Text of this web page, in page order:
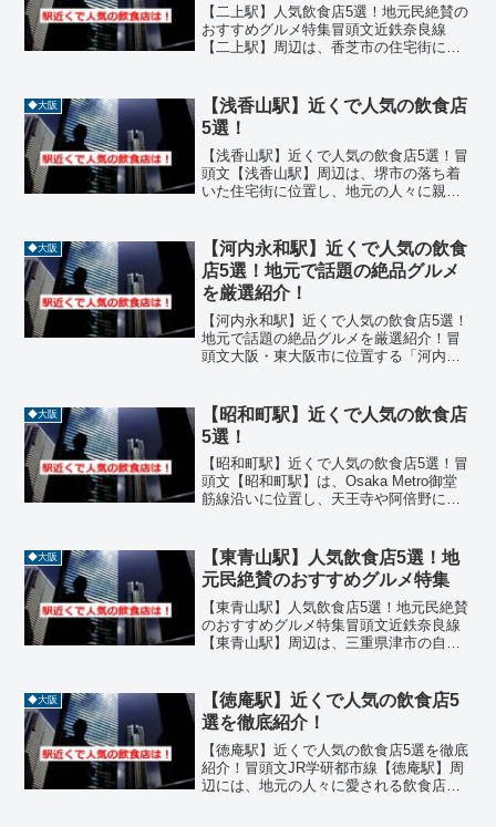
【二上駅】人気飲食店5選！地元民絶賛の
おすすめグルメ特集冒頭文近鉄奈良線
【二上駅】周辺は、香芝市の住宅街に位
ら徒歩圏内には、洋食、居酒屋、カフ
ェ、パン屋、スイーツなどジ...
◆大阪
【浅香山駅】近くで人気の飲食店
5選！
【浅香山駅】近くで人気の飲食店5選！冒
頭文【浅香山駅】周辺は、堺市の落ち着
いた住宅街に位置し、地元の人々に親し
利な立地で、ランチやディナーにぴった
りのグルメスポットが揃...
◆大阪
【河内永和駅】近くで人気の飲食
店5選！地元で話題の絶品グルメ
を厳選紹介！
【河内永和駅】近くで人気の飲食店5選！
地元で話題の絶品グルメを厳選紹介！冒
頭文大阪・東大阪市に位置する「河内永
に愛される飲食店が点在しています。ラ
ーメン、焼鳥、とんかつ...
◆大阪
【昭和町駅】近くで人気の飲食店
5選！
【昭和町駅】近くで人気の飲食店5選！冒
頭文【昭和町駅】は、Osaka Metro御堂
筋線沿いに位置し、天王寺や阿倍野にも
人経営の飲食店や、こだわりの料理を提
供する隠れ家的...
◆大阪
【東青山駅】人気飲食店5選！地
元民絶賛のおすすめグルメ特集
【東青山駅】人気飲食店5選！地元民絶賛
のおすすめグルメ特集冒頭文近鉄奈良線
【東青山駅】周辺は、三重県津市の自然
内には、川魚料理、和食、定食、海鮮、
郷土料理などジャンル豊...
◆大阪
【徳庵駅】近くで人気の飲食店5
選を徹底紹介！
【徳庵駅】近くで人気の飲食店5選を徹底
紹介！冒頭文JR学研都市線【徳庵駅】周
辺には、地元の人々に愛される飲食店が